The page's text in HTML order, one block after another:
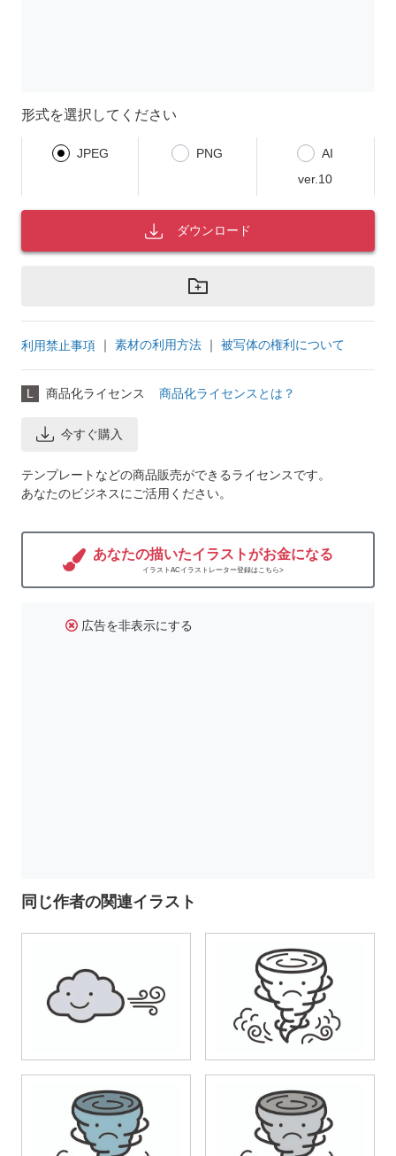
形式を選択してください
JPEG PNG
AI
ver.10
ダウンロード
利用禁止事項 ｜ 素材の利用方法 ｜ 被写体の権利について
L 商品化ライセンス 商品化ライセンスとは？
今すぐ購入
テンプレートなどの商品販売ができるライセンスです。
あなたのビジネスにご活用ください。
あなたの描いたイラストがお金になる
イラストACイラストレーター登録はこちら>
広告を非表示にする
同じ作者の関連イラスト